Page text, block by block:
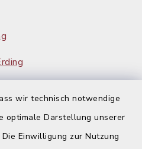
wir technisch notwendige
optimale Darstellung unserer
Einwilligung zur Nutzung